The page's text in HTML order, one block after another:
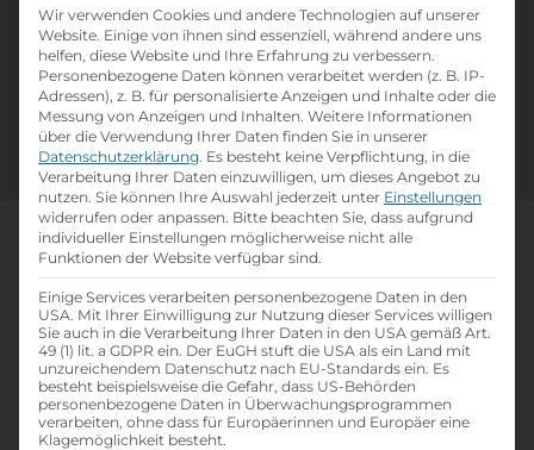
Täglich neue Lehrstelleninserate und eine
Vielzahl an verfügbaren Ausbildungsplätzen in
Österreich warten auf dich! Nutze unsere Filter
und Suchfelder um deine passsende Lehrstelle
zu finden. Viel Erfolg!
Mach, was dich wirklich
weiterbringt
Wir verwenden Cookies und andere Technologien auf unserer
Website. Einige von ihnen sind essenziell, während andere uns
helfen, diese Website und Ihre Erfahrung zu verbessern.
Personenbezogene Daten können verarbeitet werden (z. B. IP-
Adressen), z. B. für personalisierte Anzeigen und Inhalte oder die
Messung von Anzeigen und Inhalten. Weitere Informationen
über die Verwendung Ihrer Daten finden Sie in unserer
Datenschutzerklärung. Es besteht keine Verpflichtung, in die
Verarbeitung Ihrer Daten einzuwilligen, um dieses Angebot zu
nutzen. Sie können Ihre Auswahl jederzeit unter Einstellungen
widerrufen oder anpassen. Bitte beachten Sie, dass aufgrund
individueller Einstellungen möglicherweise nicht alle
Funktionen der Website verfügbar sind.
Einige Services verarbeiten personenbezogene Daten in den
USA. Mit Ihrer Einwilligung zur Nutzung dieser Services willigen
Sie auch in die Verarbeitung Ihrer Daten in den USA gemäß Art.
49 (1) lit. a GDPR ein. Der EuGH stuft die USA als ein Land mit
unzureichendem Datenschutz nach EU-Standards ein. Es
besteht beispielsweise die Gefahr, dass US-Behörden
personenbezogene Daten in Überwachungsprogrammen
verarbeiten, ohne dass für Europäerinnen und Europäer eine
Klagemöglichkeit besteht.